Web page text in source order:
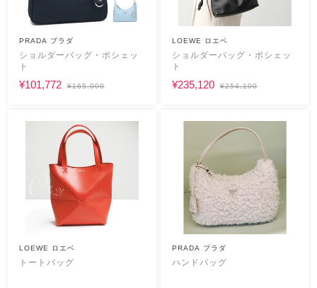
PRADA プラダ
ショルダーバッグ・ポシェッ
ト
¥101,772 ¥165,000
LOEWE ロエベ
ショルダーバッグ・ポシェッ
ト
¥235,120 ¥254,100
LOEWE ロエベ
トートバッグ
PRADA プラダ
ハンドバッグ